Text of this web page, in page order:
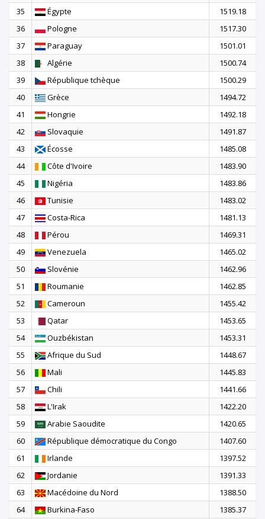
35
Égypte
1519.18
36
Pologne
1517.30
37
Paraguay
1501.01
38
Algérie
1500.74
39
République tchèque
1500.29
40
Grèce
1494.72
41
Hongrie
1492.18
42
Slovaquie
1491.87
43
Écosse
1485.08
44
Côte d'Ivoire
1483.90
45
Nigéria
1483.86
46
Tunisie
1483.02
47
Costa-Rica
1481.13
48
Pérou
1469.31
49
Venezuela
1465.02
50
Slovénie
1462.96
51
Roumanie
1462.85
52
Cameroun
1455.42
53
Qatar
1453.65
54
Ouzbékistan
1453.31
55
Afrique du Sud
1448.67
56
Mali
1445.83
57
Chili
1441.66
58
L'Irak
1422.20
59
Arabie Saoudite
1420.65
60
République démocratique du Congo
1407.60
61
Irlande
1397.52
62
Jordanie
1391.33
63
Macédoine du Nord
1388.50
64
Burkina-Faso 1385.37